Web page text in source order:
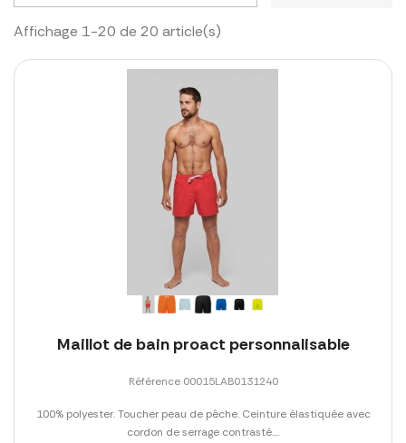
Affichage 1-20 de 20 article(s)
Maillot de bain proact personnalisable
Référence 00015LAB0131240
100% polyester. Toucher peau de pêche. Ceinture élastiquée avec
cordon de serrage contrasté....